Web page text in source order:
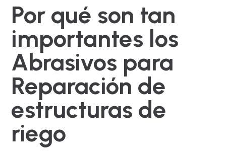
Por qué son tan
importantes los
Abrasivos para
Reparación de
estructuras de
riego